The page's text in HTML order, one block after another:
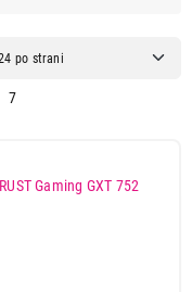
OPREMA ZA TABLET
7